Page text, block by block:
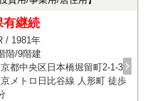
有継続
/ 1981年
階/9階建
都中央区日本橋堀留町2-1-3
メトロ日比谷線 人形町 徒歩